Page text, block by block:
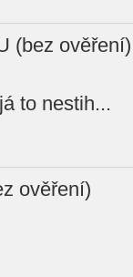
(bez ověření)
to nestih...
ověření)